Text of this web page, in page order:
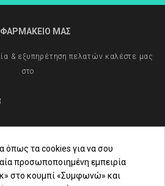
ΜΑΣ
& εξυπηρέτηση πελατών καλέστε μας
στο
- 21:00
όπως τα cookies για να σου
προσωποποιημένη εμπειρία
στο κουμπί «Συμφωνώ» και